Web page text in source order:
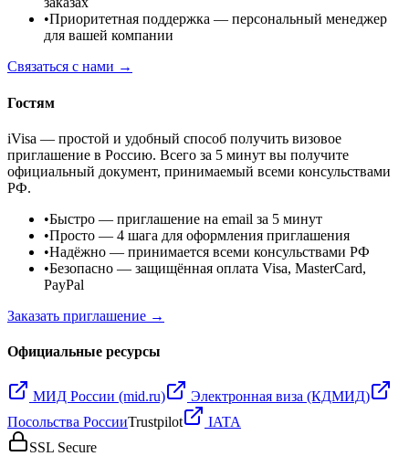
•Приоритетная поддержка — персональный менеджер
для вашей компании
Связаться с нами →
Гостям
iVisa — простой и удобный способ получить визовое
приглашение в Россию. Всего за 5 минут вы получите
официальный документ, принимаемый всеми консульствами
РФ.
•Быстро — приглашение на email за 5 минут
•Просто — 4 шага для оформления приглашения
•Надёжно — принимается всеми консульствами РФ
•Безопасно — защищённая оплата Visa, MasterCard,
PayPal
Заказать приглашение →
Официальные ресурсы
МИД России (mid.ru)
Электронная виза (КДМИД)
Посольства РоссииTrustpilot
IATA
SSL Secure